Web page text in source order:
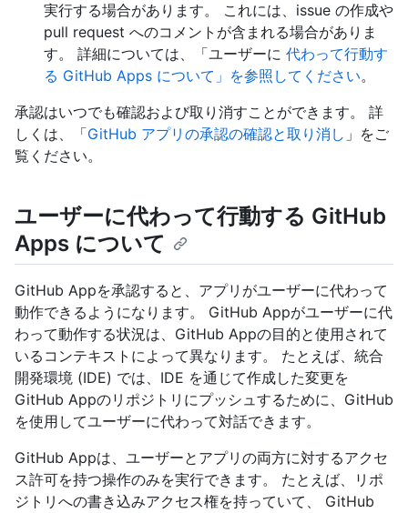
実行する場合があります。 これには、issue の作成や
pull request へのコメントが含まれる場合がありま
す。 詳細については、「ユーザーに 代わって行動す
る GitHub Apps について」を参照してください。
承認はいつでも確認および取り消すことができます。 詳
しくは、「GitHub アプリの承認の確認と取り消し 」をご
覧ください。
ユーザーに代わって行動する GitHub
Apps について
GitHub Appを承認すると、アプリがユーザーに代わって
動作できるようになります。 GitHub Appがユーザーに代
わって動作する状況は、GitHub Appの目的と使用されて
いるコンテキストによって異なります。 たとえば、統合
開発環境 (IDE) では、IDE を通じて作成した変更を
GitHub Appのリポジトリにプッシュするために、GitHub
を使用してユーザーに代わって対話できます。
GitHub Appは、ユーザーとアプリの両方に対するアクセ
ス許可を持つ操作のみを実行できます。 たとえば、リポ
ジトリへの書き込みアクセス権を持っていて、 GitHub